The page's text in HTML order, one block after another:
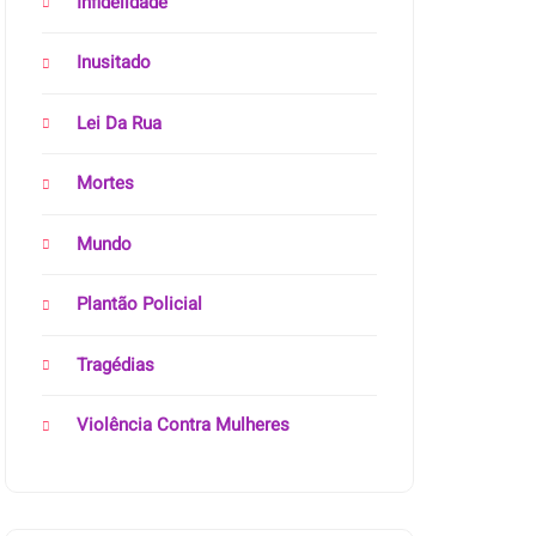
Inusitado
Lei Da Rua
Mortes
Mundo
Plantão Policial
Tragédias
Violência Contra Mulheres